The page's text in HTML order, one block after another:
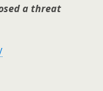
a threat